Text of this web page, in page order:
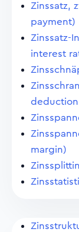
Zinssatz,
payment)
Zinssatz-
interest
margin)